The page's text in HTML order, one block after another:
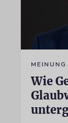
MEINUNG
Wie